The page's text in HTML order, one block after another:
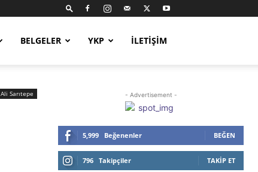
BELGELER YKP İLETIŞIM
Ali Sarıtepe - Advertisement -
5,999 Beğenenler BEĞEN
796 Takipçiler TAKIP ET